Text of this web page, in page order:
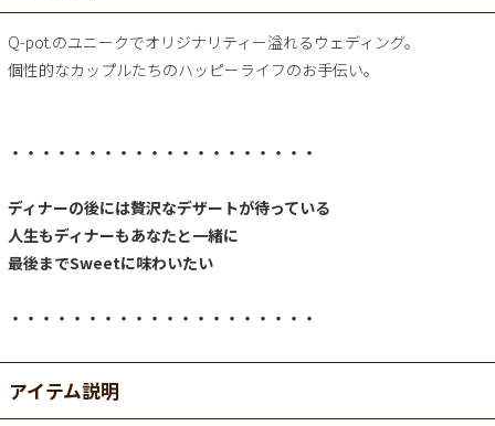
Q-pot.のユニークでオリジナリティー溢れるウェディング。
個性的なカップルたちのハッピーライフのお手伝い。
・・・・・・・・・・・・・・・・・・・・
ディナーの後には贅沢なデザートが待っている
人生もディナーもあなたと一緒に
最後までSweetに味わいたい
・・・・・・・・・・・・・・・・・・・・
アイテム説明